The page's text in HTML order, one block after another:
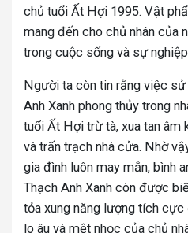
chủ tuổi Ất Hợi 1995. Vật
mang đến cho chủ nhân của
trong cuộc sống và sự
Người ta còn tin rằng việc
Anh Xanh phong thủy trong
tuổi Ất Hợi trừ tà, xua tan âm
và trấn trạch nhà cửa. Nhờ
gia đình luôn may mắn, bình
Thạch Anh Xanh còn được
tỏa xung năng lượng tích
lo âu và mệt nhọc của chủ